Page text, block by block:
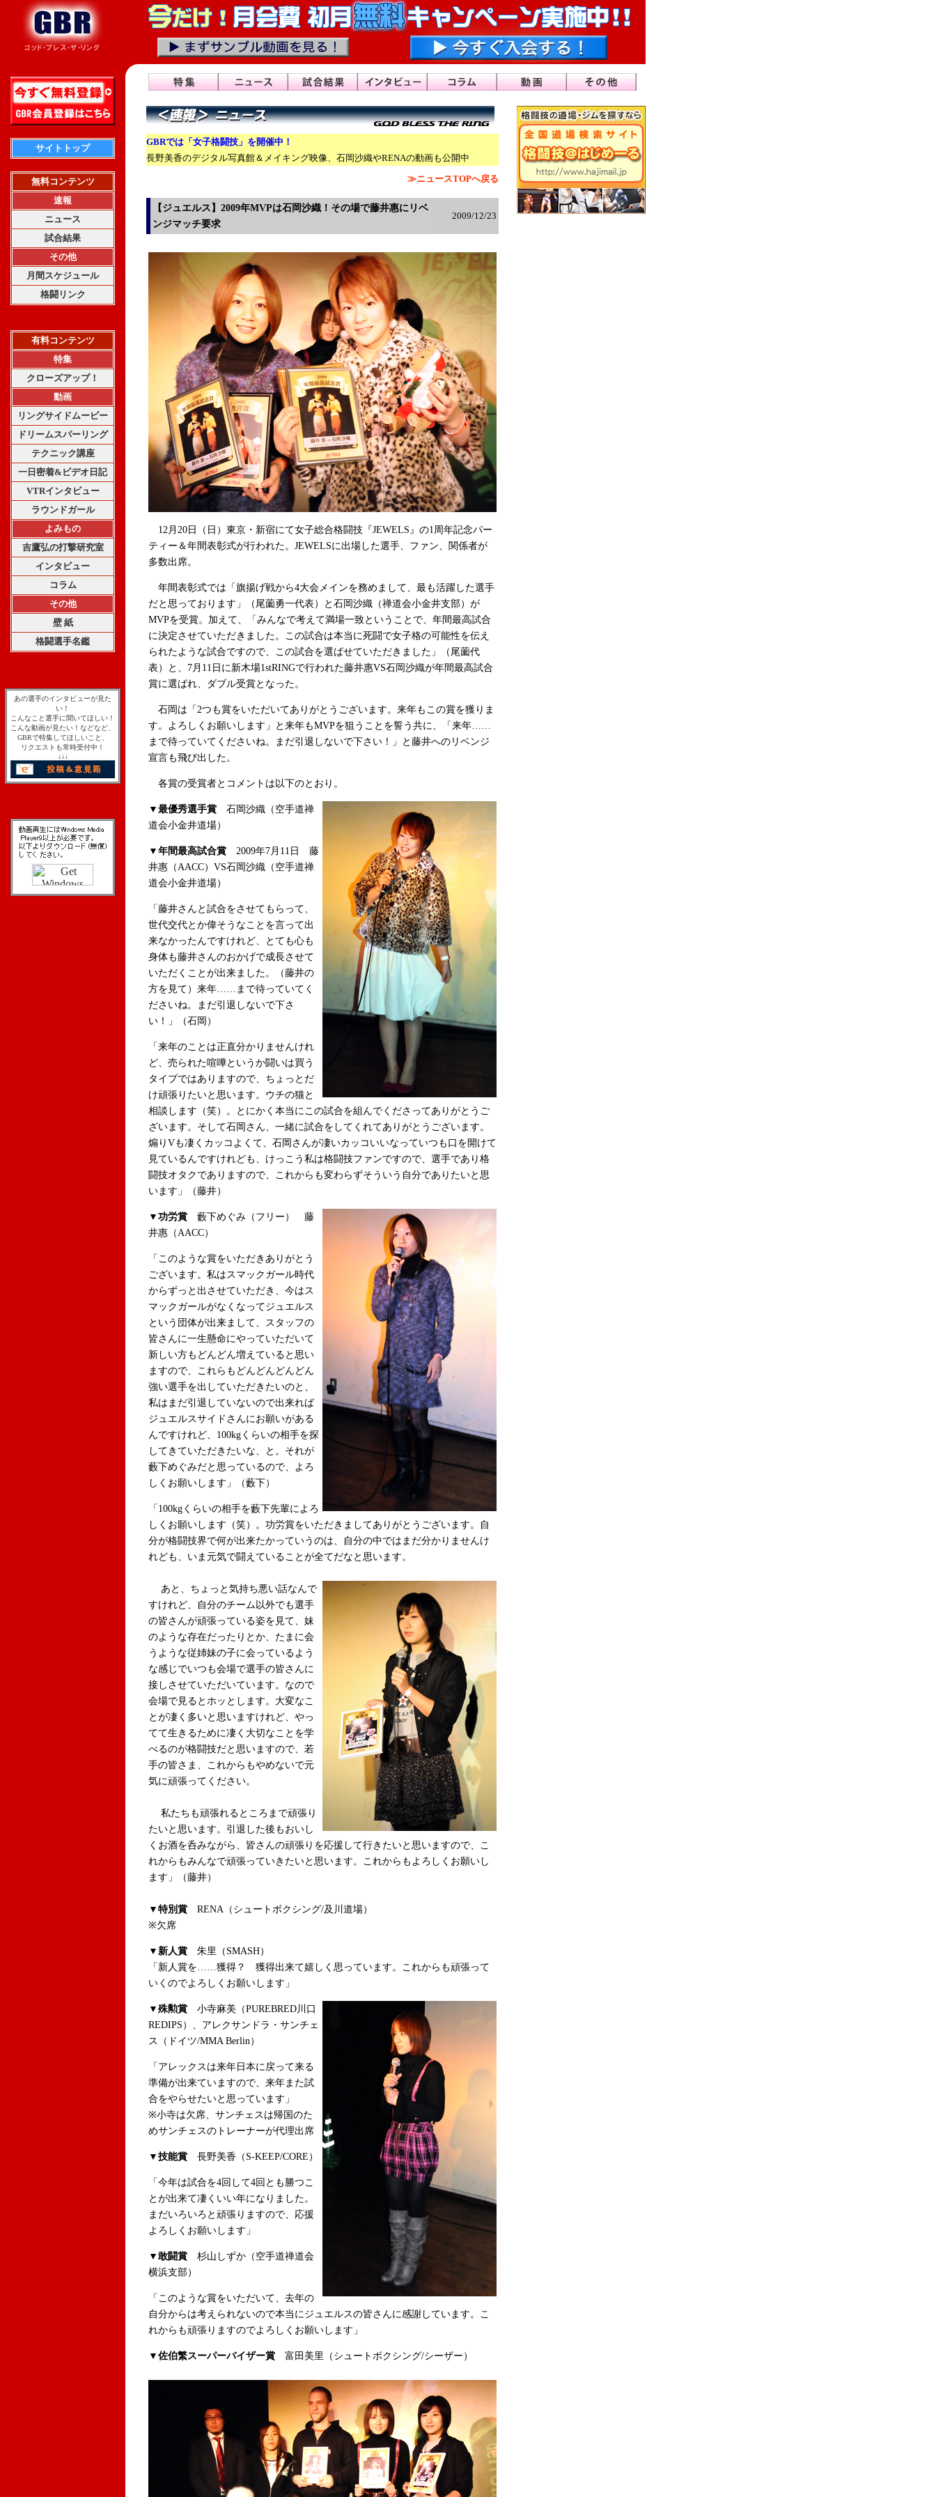
サイトトップ
無料コンテンツ
速報
ニュース
試合結果
その他
月間スケジュール
格闘リンク
有料コンテンツ
特集
クローズアップ！
動画
リングサイドムービー
ドリームスパーリング
テクニック講座
一日密着&ビデオ日記
VTRインタビュー
ラウンドガール
よみもの
吉鷹弘の打撃研究室
インタビュー
コラム
その他
壁 紙
格闘選手名鑑
あの選手のインタビューが見た
い！
こんなこと選手に聞いてほしい！
こんな動画が見たい！などなど、
GBRで特集してほしいこと、
リクエストも常時受付中！
↓↓↓
GBRでは「女子格闘技」を開催中！
長野美香のデジタル写真館＆メイキング映像、石岡沙織やRENAの動画も公開中
≫ニュースTOPへ戻る
【ジュエルス】2009年MVPは石岡沙織！その場で藤井惠にリベ
ンジマッチ要求
2009/12/23
12月20日（日）東京・新宿にて女子総合格闘技『JEWELS』の1周年記念パー
ティー＆年間表彰式が行われた。JEWELSに出場した選手、ファン、関係者が
多数出席。
年間表彰式では「旗揚げ戦から4大会メインを務めまして、最も活躍した選手
だと思っております」（尾薗勇一代表）と石岡沙織（禅道会小金井支部）が
MVPを受賞。加えて、「みんなで考えて満場一致ということで、年間最高試合
に決定させていただきました。この試合は本当に死闘で女子格の可能性を伝え
られたような試合ですので、この試合を選ばせていただきました」（尾薗代
表）と、7月11日に新木場1stRINGで行われた藤井惠VS石岡沙織が年間最高試合
賞に選ばれ、ダブル受賞となった。
石岡は「2つも賞をいただいてありがとうございます。来年もこの賞を獲りま
す。よろしくお願いします」と来年もMVPを狙うことを誓う共に、「来年……
まで待っていてくださいね。まだ引退しないで下さい！」と藤井へのリベンジ
宣言も飛び出した。
各賞の受賞者とコメントは以下のとおり。
▼最優秀選手賞 石岡沙織（空手道禅
道会小金井道場）
▼年間最高試合賞 2009年7月11日 藤
井惠（AACC）VS石岡沙織（空手道禅
道会小金井道場）
「藤井さんと試合をさせてもらって、
世代交代とか偉そうなことを言って出
来なかったんですけれど、とても心も
身体も藤井さんのおかげで成長させて
いただくことが出来ました。（藤井の
方を見て）来年……まで待っていてく
ださいね。まだ引退しないで下さ
い！」（石岡）
「来年のことは正直分かりませんけれ
ど、売られた喧嘩というか闘いは買う
タイプではありますので、ちょっとだ
け頑張りたいと思います。ウチの猫と
相談します（笑）。とにかく本当にこの試合を組んでくださってありがとうご
ざいます。そして石岡さん、一緒に試合をしてくれてありがとうございます。
煽りVも凄くカッコよくて、石岡さんが凄いカッコいいなっていつも口を開けて
見ているんですけれども、けっこう私は格闘技ファンですので、選手であり格
闘技オタクでありますので、これからも変わらずそういう自分でありたいと思
います」（藤井）
▼功労賞 藪下めぐみ（フリー） 藤
井惠（AACC）
「このような賞をいただきありがとう
ございます。私はスマックガール時代
からずっと出させていただき、今はス
マックガールがなくなってジュエルス
という団体が出来まして、スタッフの
皆さんに一生懸命にやっていただいて
新しい方もどんどん増えていると思い
ますので、これらもどんどんどんどん
強い選手を出していただきたいのと、
私はまだ引退していないので出来れば
ジュエルスサイドさんにお願いがある
んですけれど、100kgくらいの相手を探
してきていただきたいな、と。それが
藪下めぐみだと思っているので、よろ
しくお願いします」（藪下）
「100kgくらいの相手を藪下先輩によろ
しくお願いします（笑）。功労賞をいただきましてありがとうございます。自
分が格闘技界で何が出来たかっていうのは、自分の中ではまだ分かりませんけ
れども、いま元気で闘えていることが全てだなと思います。
あと、ちょっと気持ち悪い話なんで
すけれど、自分のチーム以外でも選手
の皆さんが頑張っている姿を見て、妹
のような存在だったりとか、たまに会
うような従姉妹の子に会っているよう
な感じでいつも会場で選手の皆さんに
接しさせていただいています。なので
会場で見るとホッとします。大変なこ
とが凄く多いと思いますけれど、やっ
てて生きるために凄く大切なことを学
べるのが格闘技だと思いますので、若
手の皆さま、これからもやめないで元
気に頑張ってください。
私たちも頑張れるところまで頑張り
たいと思います。引退した後もおいし
くお酒を呑みながら、皆さんの頑張りを応援して行きたいと思いますので、こ
れからもみんなで頑張っていきたいと思います。これからもよろしくお願いし
ます」（藤井）
▼特別賞 RENA（シュートボクシング/及川道場）
※欠席
▼新人賞 朱里（SMASH）
「新人賞を……獲得？ 獲得出来て嬉しく思っています。これからも頑張って
いくのでよろしくお願いします」
▼殊勲賞 小寺麻美（PUREBRED川口
REDIPS）、アレクサンドラ・サンチェ
ス（ドイツ/MMA Berlin）
「アレックスは来年日本に戻って来る
準備が出来ていますので、来年また試
合をやらせたいと思っています」
※小寺は欠席、サンチェスは帰国のた
めサンチェスのトレーナーが代理出席
▼技能賞 長野美香（S-KEEP/CORE）
「今年は試合を4回して4回とも勝つこ
とが出来て凄くいい年になりました。
まだいろいろと頑張りますので、応援
よろしくお願いします」
▼敢闘賞 杉山しずか（空手道禅道会
横浜支部）
「このような賞をいただいて、去年の
自分からは考えられないので本当にジュエルスの皆さんに感謝しています。こ
れからも頑張りますのでよろしくお願いします」
▼佐伯繁スーパーバイザー賞 富田美里（シュートボクシング/シーザー）